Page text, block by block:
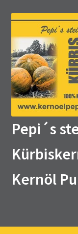
Zur
Navigation
springen
Zum
springen
Pepi´s
Kernöl
Home